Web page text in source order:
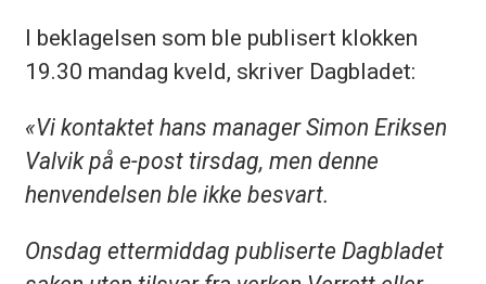
I beklagelsen som ble publisert klokken
19.30 mandag kveld, skriver Dagbladet:
«Vi kontaktet hans manager Simon Eriksen
Valvik på e-post tirsdag, men denne
henvendelsen ble ikke besvart.
Onsdag ettermiddag publiserte Dagbladet